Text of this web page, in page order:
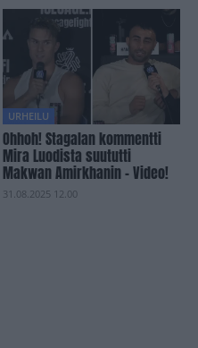
URHEILU
Ohhoh! Stagalan kommentti
Mira Luodista suututti
Makwan Amirkhanin – Video!
31.08.2025 12.00